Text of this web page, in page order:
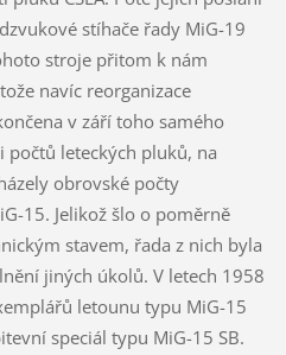
stíhače řady MiG-19
stroje přitom k nám
navíc reorganizace
v září toho samého
počtů leteckých pluků, na
obrovské počty
15. Jelikož šlo o poměrně
stavem, řada z nich byla
jiných úkolů. V letech 1958
letounu typu MiG-15
speciál typu MiG-15 SB.